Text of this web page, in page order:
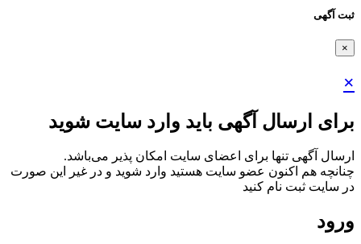
ثبت آگهی
×
×
برای ارسال آگهی باید وارد سایت شوید
ارسال آگهی تنها برای اعضای سایت امکان پذیر می‌باشد.
چنانچه هم‌ اکنون عضو سایت هستید وارد شوید و در غیر این صورت
در سایت ثبت نام کنید
ورود